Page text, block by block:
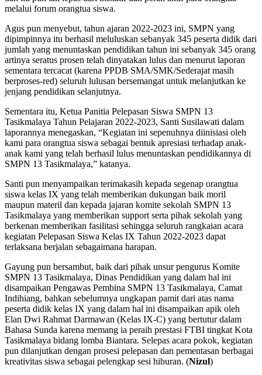
melalui forum orangtua siswa.
Agus pun menyebut, tahun ajaran 2022-2023 ini, SMPN yang
dipimpinnya itu berhasil meluluskan sebanyak 345 peserta didik dari
jumlah yang menuntaskan pendidikan tahun ini sebanyak 345 orang
artinya seratus prosen telah dinyatakan lulus dan menurut laporan
sementara tercacat (karena PPDB SMA/SMK/Sederajat masih
berproses-red) seluruh lulusan bersemangat untuk melanjutkan ke
jenjang pendidikan selanjutnya.
Sementara itu, Ketua Panitia Pelepasan Siswa SMPN 13
Tasikmalaya Tahun Pelajaran 2022-2023, Santi Susilawati dalam
laporannya menegaskan, “Kegiatan ini sepenuhnya diinisiasi oleh
kami para orangtua siswa sebagai bentuk apresiasi terhadap anak-
anak kami yang telah berhasil lulus menuntaskan pendidikannya di
SMPN 13 Tasikmalaya,” katanya.
Santi pun menyampaikan terimakasih kepada segenap orangtua
siswa kelas IX yang telah memberikan dukungan baik moril
maupun materil dan kepada jajaran komite sekolah SMPN 13
Tasikmalaya yang memberikan support serta pihak sekolah yang
berkenan memberikan fasilitasi sehingga seluruh rangkaian acara
kegiatan Pelepasan Siswa Kelas IX Tahun 2022-2023 dapat
terlaksana berjalan sebagaimana harapan.
Gayung pun bersambut, baik dari pihak unsur pengurus Komite
SMPN 13 Tasikmalaya, Dinas Pendidikan yang dalam hal ini
disampaikan Pengawas Pembina SMPN 13 Tasikmalaya, Camat
Indihiang, bahkan sebelumnya ungkapan pamit dari atas nama
peserta didik kelas IX yang dalam hal ini disampaikan apik oleh
Elan Dwi Rahmat Darmawan (Kelas IX-C) yang bertutur dalam
Bahasa Sunda karena memang ia peraih prestasi FTBI tingkat Kota
Tasikmalaya bidang lomba Biantara. Selepas acara pokok, kegiatan
pun dilanjutkan dengan prosesi pelepasan dan pementasan berbagai
kreativitas siswa sebagai pelengkap sesi hiburan. (Nizul)